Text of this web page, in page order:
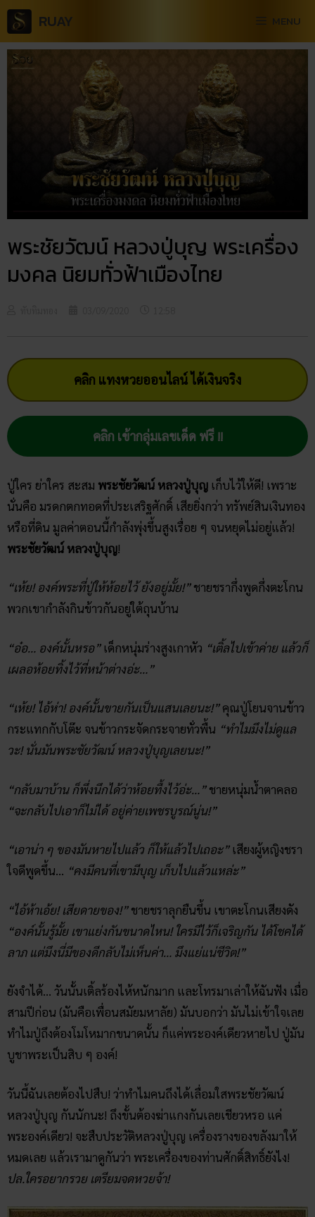
RUAY MENU
พระชัยวัฒน์​ หลวงปู่บุญ พระเครื่อง
มงคล นิยมทั่วฟ้าเมืองไทย
คลิก แทงหวยออนไลน์ ได้เงินจริง
คลิก เข้ากลุ่มเลขเด็ด ฟรี !!
ปู่ใคร ย่าใคร สะสม พระชัยวัฒน์​ หลวงปู่บุญ เก็บไว้ให้ดี! เพราะ
นั่นคือ มรดกตกทอดที่ประเสริฐศักดิ์ เสียยิ่งกว่า ทรัพย์สินเงินทอง
หรือที่ดิน มูลค่าตอนนี้กำลังพุ่งขึ้นสูงเรื่อย ๆ จนหยุดไม่อยู่แล้ว!
พระชัยวัฒน์​ หลวงปู่บุญ!
“เห้ย! องค์พระที่ปู่ให้ห้อยไว้ ยังอยู่มั้ย!”ชายชรากึ่งพูดกึ่งตะโกน
พวกเขากำลังกินข้าวกันอยู่ใต้ถุนบ้าน
“อ๋อ… องค์นั้นหรอ” เด็กหนุ่มร่างสูงเกาหัว “เติ้ลไปเข้าค่าย แล้วก็
เผลอห้อยทิ้งไว้ที่หน้าต่างอ่ะ…”
“เห้ย! ไอ้ห่า! องค์นั้นขายกันเป็นแสนเลยนะ!”คุณปู่โยนจานข้าว
กระแทกกับโต๊ะ จนข้าวกระจัดกระจายทั่วพื้น “ทำไมมึงไม่ดูแล
วะ! นั่นมันพระชัยวัฒน์​ หลวงปู่บุญเลยนะ!”
“กลับมาบ้าน ก็พึ่งนึกได้ว่าห้อยทื้งไว้อ่ะ…”ชายหนุ่มน้ำตาคลอ
“จะกลับไปเอาก็ไม่ได้ อยู่ค่ายเพชรบูรณ์นู่น!”
“เอาน่า ๆ ของมันหายไปแล้ว ก็ให้แล้วไปเถอะ”เสียงผู้หญิงชรา
ใจดีพูดขึ้น… “คงมีคนที่เขามีบุญ เก็บไปแล้วแหล่ะ”
“ไอ้ห้าเอ้ย! เสียดายของ!”ชายชราลุกยืนขึ้น เขาตะโกนเสียงดัง
“องค์นั้นรู้มั้ย เขาแย่งกันขนาดไหน! ใครมีไว้ก็เจริญกัน ได้โชคได้
ลาภ แต่มึงนี่มีของดีกลับไม่เห็นค่า… มึงแย่แน่ชีวิต!”
ยังจำได้… วันนั้นเติ้ลร้องไห้หนักมาก และโทรมาเล่าให้ฉันฟัง เมื่อ
สามปีก่อน (มันคือเพื่อนสมัยมหาลัย) มันบอกว่า มันไม่เข้าใจเลย
ทำไมปู่ถึงต้องโมโหมากขนาดนั้น ก็แค่พระองค์เดียวหายไป ปู่มัน
บูชาพระเป็นสิบ ๆ องค์!
วันนี้ฉันเลยต้องไปสืบ! ว่าทำไมคนถึงได้เลื่อมใสพระชัยวัฒน์​
หลวงปู่บุญ กันนักนะ! ถึงขั้นต้องฆ่าแกงกันเลยเชียวหรอ แค่
พระองค์เดียว! จะสืบประวัติหลวงปู่บุญ เครื่องรางของขลังมาให้
หมดเลย แล้วเรามาดูกันว่า พระเครื่องของท่านศักดิ์สิทธิ์ยังไง!
ปล.ใครอยากรวย เตรียมจดหวยจ้า!